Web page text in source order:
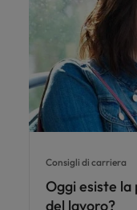
Consigli di carriera
Oggi esiste
del lavoro?